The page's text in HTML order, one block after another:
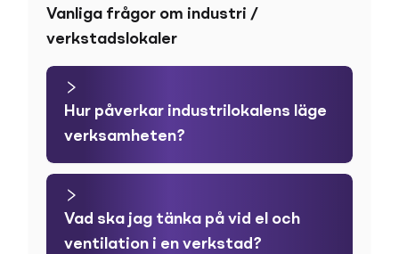
Vanliga frågor om industri /
verkstadslokaler
Hur påverkar industrilokalens läge
verksamheten?
Vad ska jag tänka på vid el och
ventilation i en verkstad?